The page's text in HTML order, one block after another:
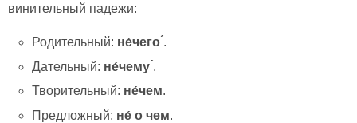
винительный падежи:
Родительный: не́чего ́ .
Дательный: не́чему ́ .
Творительный: не́чем.
Предложный: не́ о чем.